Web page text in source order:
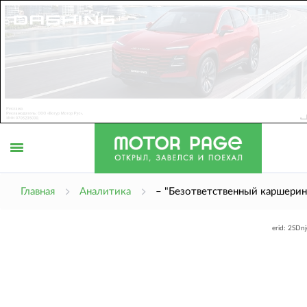
Главная Аналитика – "Безответственный
erid: